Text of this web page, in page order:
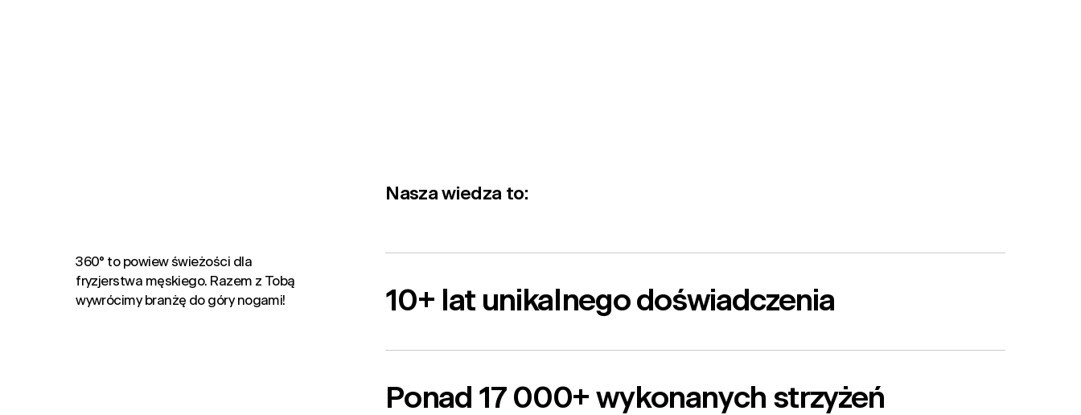
Nasza wiedza to:
360° to powiew świeżości dla
fryzjerstwa męskiego. Razem z Tobą
wywrócimy branżę do góry nogami!
10+ lat unikalnego doświadczenia
Ponad 17 000+ wykonanych strzyżeń